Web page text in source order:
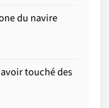
du navire
touché des